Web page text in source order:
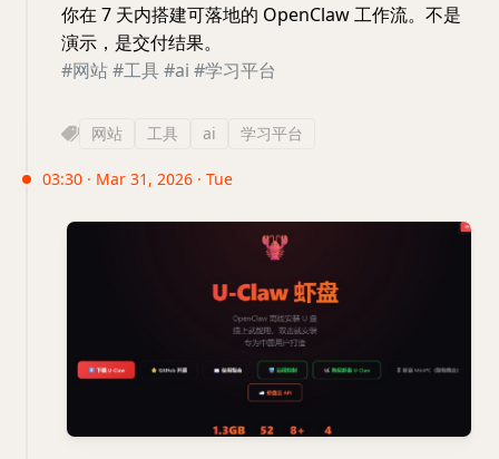
你在 7 天内搭建可落地的 OpenClaw 工作流。不是
演示，是交付结果。
#网站#工具#ai #学习平台
网站 工具 ai 学习平台
03:30 · Mar 31, 2026 · Tue